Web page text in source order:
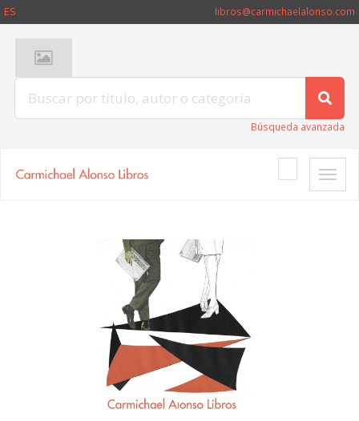
ES libros@carmichaelalonso.com
Búsqueda avanzada
Toggle